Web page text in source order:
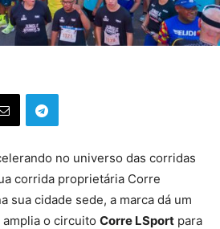
no universo das corridas
corrida proprietária Corre
sua cidade sede, a marca dá um
o circuito Corre LSport para